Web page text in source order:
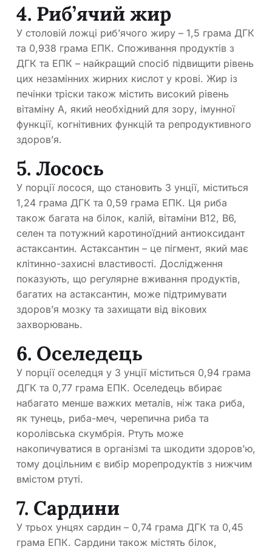
4. Риб’ячий жир
У столовій ложці риб’ячого жиру – 1,5 грама ДГК
та 0,938 грама ЕПК. Споживання продуктів з
ДГК та ЕПК – найкращий спосіб підвищити рівень
цих незамінних жирних кислот у крові. Жир із
печінки тріски також містить високий рівень
вітаміну А, який необхідний для зору, імунної
функції, когнітивних функцій та репродуктивного
здоров’я.
5. Лосось
У порції лосося, що становить 3 унції, міститься
1,24 грама ДГК та 0,59 грама ЕПК. Ця риба
також багата на білок, калій, вітаміни B12, B6,
селен та потужний каротиноїдний антиоксидант
астаксантин. Астаксантин – це пігмент, який має
клітинно-захисні властивості. Дослідження
показують, що регулярне вживання продуктів,
багатих на астаксантин, може підтримувати
здоров’я мозку та захищати від вікових
захворювань.
6. Оселедець
У порції оселедця у 3 унції міститься 0,94 грама
ДГК та 0,77 грама ЕПК. Оселедець вбирає
набагато менше важких металів, ніж така риба,
як тунець, риба-меч, черепична риба та
королівська скумбрія. Ртуть може
накопичуватися в організмі та шкодити здоров’ю,
тому доцільним є вибір морепродуктів з нижчим
вмістом ртуті.
7. Сардини
У трьох унцях сардин – 0,74 грама ДГК та 0,45
грама ЕПК. Сардини також містять білок,